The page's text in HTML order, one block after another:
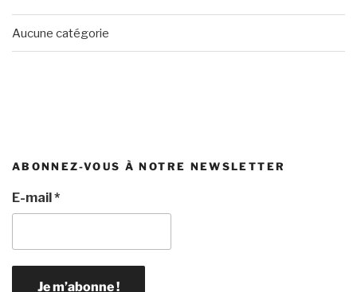
Aucune catégorie
ABONNEZ-VOUS À NOTRE NEWSLETTER
E-mail*